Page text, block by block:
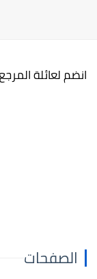
انضم لعائلة
الصفحات